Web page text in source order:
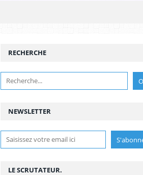
NEWSLETTER
RECHERCHE
LE SCRUTATEUR.